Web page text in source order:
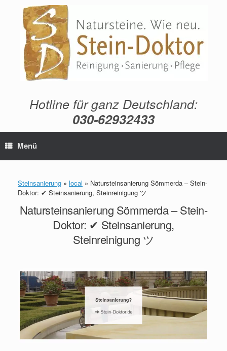
springen
Hotline für ganz Deutschland:
030-62932433
Menü
Steinsanierung » local » Natursteinsanierung Sömmerda – Stein-
Doktor: ✔ Steinsanierung, Steinreinigung ツ
Natursteinsanierung Sömmerda – Stein-
Doktor: ✔ Steinsanierung,
Steinreinigung ツ